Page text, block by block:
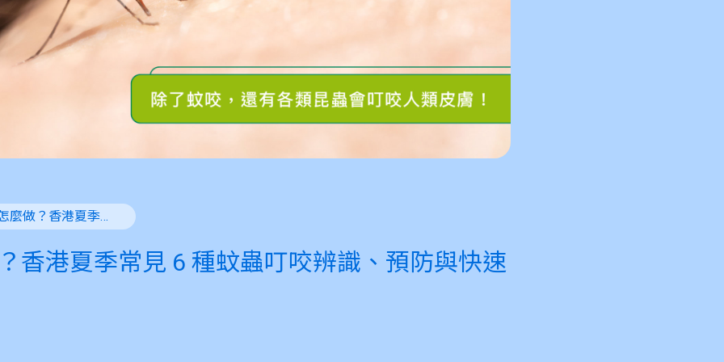
止痕癢怎麼做？香港夏季常見 6 種蚊蟲叮咬辨識、預防與快速止痕癢指南
香港夏季常見 6 種蚊蟲叮咬辨識、預防與快速